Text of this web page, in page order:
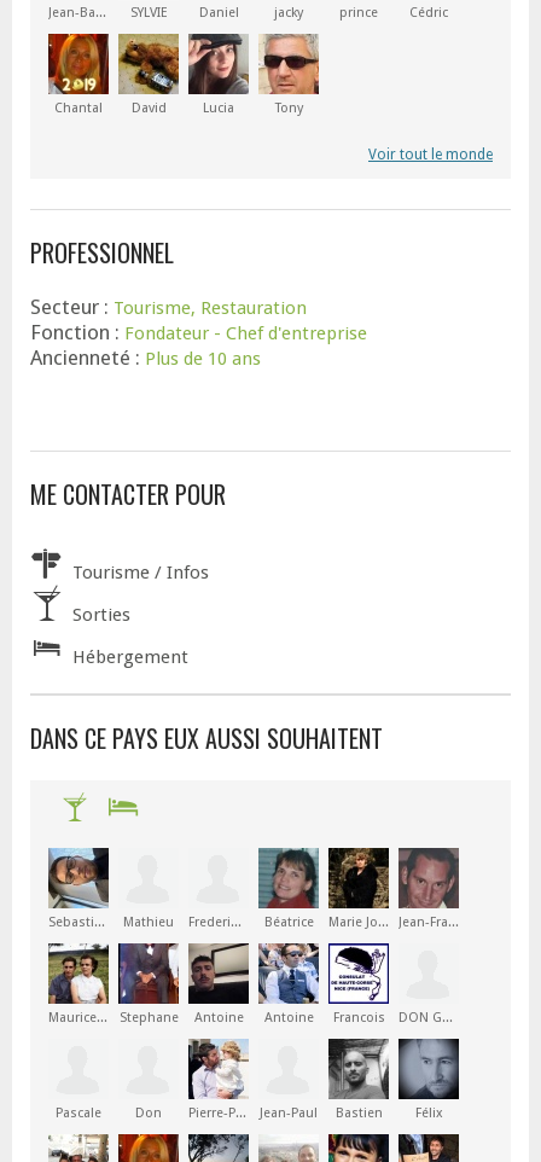
Jean-Baptiste SYLVIE Daniel jacky prince Cédric
Chantal David Lucia Tony
Voir tout le monde
PROFESSIONNEL
Secteur : Tourisme, Restauration
Fonction : Fondateur - Chef d'entreprise
Ancienneté : Plus de 10 ans
ME CONTACTER POUR
Tourisme / Infos
Sorties
Hébergement
DANS CE PAYS EUX AUSSI SOUHAITENT
Sebastien Mathieu Frederique Béatrice Marie Joséphine Jean-François
Maurice Marius Joseph Stephane Antoine Antoine Francois DON GHJACUMU
Pascale Don Pierre-Paul Jean-Paul Bastien Félix